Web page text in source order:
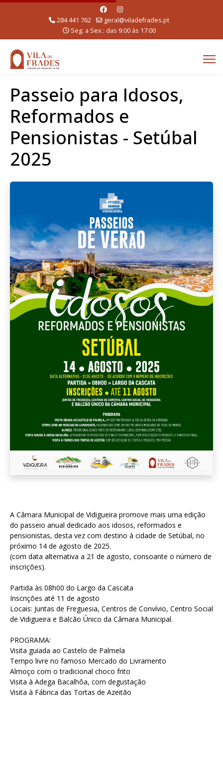
284 441 762
geral@viladefrades.pt
Seg. a Sex.: das 9:00 às 17:00
Passeio para Idosos,
Reformados e
Pensionistas - Setúbal
2025
A Câmara Municipal de Vidigueira promove mais uma edição
do passeio anual dedicado aos idosos, reformados e
pensionistas, desta vez com destino à cidade de Setúbal, no
próximo 14 de agosto de 2025.
(com data alternativa a 21 de agosto, consoante o número de
inscrições).
Partida às 08h00 do Largo da Cascata
Inscrições até 11 de agosto
Locais: Juntas de Freguesia, Centros de Convívio, Centro Social
de Vidigueira e Balcão Único da Câmara Municipal.
PROGRAMA:
Visita guiada ao Castelo de Palmela
Tempo livre no famoso Mercado do Livramento
Almoço com o tradicional choco frito
Visita à Adega Bacalhôa, com degustação
Visita à Fábrica das Tortas de Azeitão